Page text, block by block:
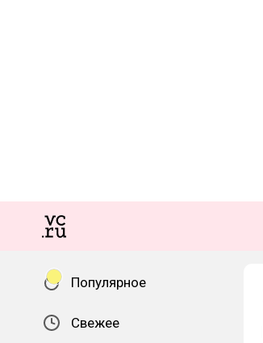
Популярное
Свежее